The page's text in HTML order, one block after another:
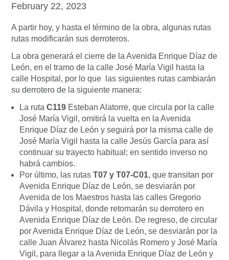
February 22, 2023
A partir hoy, y hasta el término de la obra, algunas rutas
rutas modificarán sus derroteros.
La obra generará el cierre de la Avenida Enrique Díaz de
León, en el tramo de la calle José María Vigil hasta la
calle Hospital, por lo que las siguientes rutas cambiarán
su derrotero de la siguiente manera:
La ruta C119 Esteban Alatorre, que circula por la calle
José María Vigil, omitirá la vuelta en la Avenida
Enrique Díaz de León y seguirá por la misma calle de
José María Vigil hasta la calle Jesús García para así
continuar su trayecto habitual; en sentido inverso no
habrá cambios.
Por último, las rutas T07 y T07-C01, que transitan por
Avenida Enrique Díaz de León, se desviarán por
Avenida de los Maestros hasta las calles Gregorio
Dávila y Hospital, donde retomarán su derrotero en
Avenida Enrique Díaz de León. De regreso, de circular
por Avenida Enrique Díaz de León, se desviarán por la
calle Juan Álvarez hasta Nicolás Romero y José María
Vigil, para llegar a la Avenida Enrique Díaz de León y